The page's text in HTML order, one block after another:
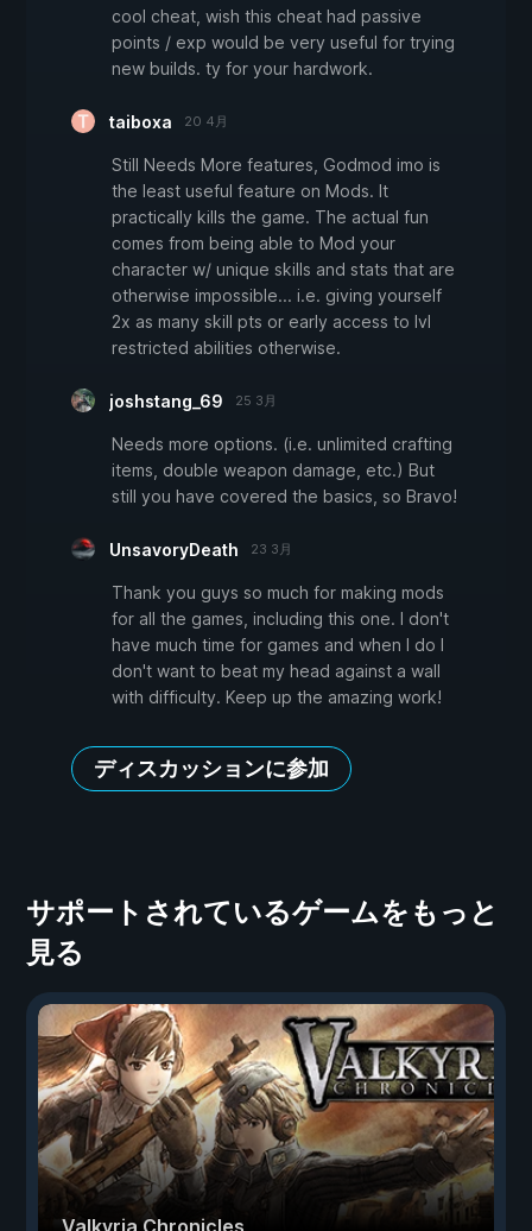
cool cheat, wish this cheat had passive
points / exp would be very useful for trying
new builds. ty for your hardwork.
taiboxa 20 4月
Still Needs More features, Godmod imo is
the least useful feature on Mods. It
practically kills the game. The actual fun
comes from being able to Mod your
character w/ unique skills and stats that are
otherwise impossible... i.e. giving yourself
2x as many skill pts or early access to lvl
restricted abilities otherwise.
joshstang_69 25 3月
Needs more options. (i.e. unlimited crafting
items, double weapon damage, etc.) But
still you have covered the basics, so Bravo!
UnsavoryDeath 23 3月
Thank you guys so much for making mods
for all the games, including this one. I don't
have much time for games and when I do I
don't want to beat my head against a wall
with difficulty. Keep up the amazing work!
ディスカッションに参加
サポートされているゲームをもっと
見る
Valkyria Chronicles